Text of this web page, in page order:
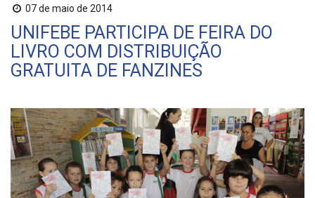
07 de maio de 2014
UNIFEBE PARTICIPA DE FEIRA DO
LIVRO COM DISTRIBUIÇÃO
GRATUITA DE FANZINES